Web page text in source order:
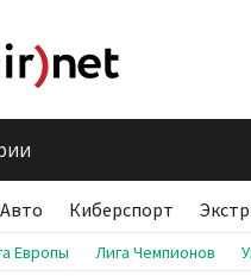
Авто Киберспорт
Европы Лига Чемпионов